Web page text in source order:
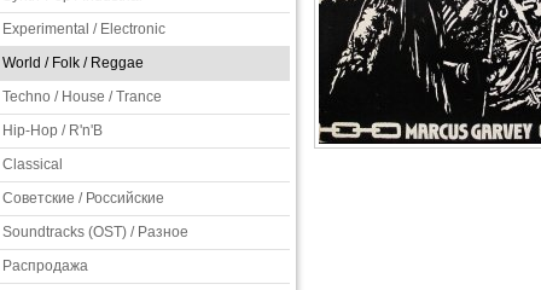
Experimental / Electronic
World / Folk / Reggae
Techno / House / Trance
Hip-Hop / R'n'B
Classical
Советские / Российские
Soundtracks (OST) / Разное
Распродажа